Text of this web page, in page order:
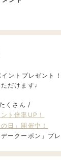
ントプレゼント！
だけます♩
くさん /
ト倍率UP！
日」開催中！
ークーポン」プレ